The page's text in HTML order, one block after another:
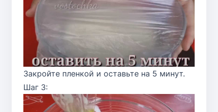
Закройте пленкой и оставьте на 5 минут.
Шаг 3: